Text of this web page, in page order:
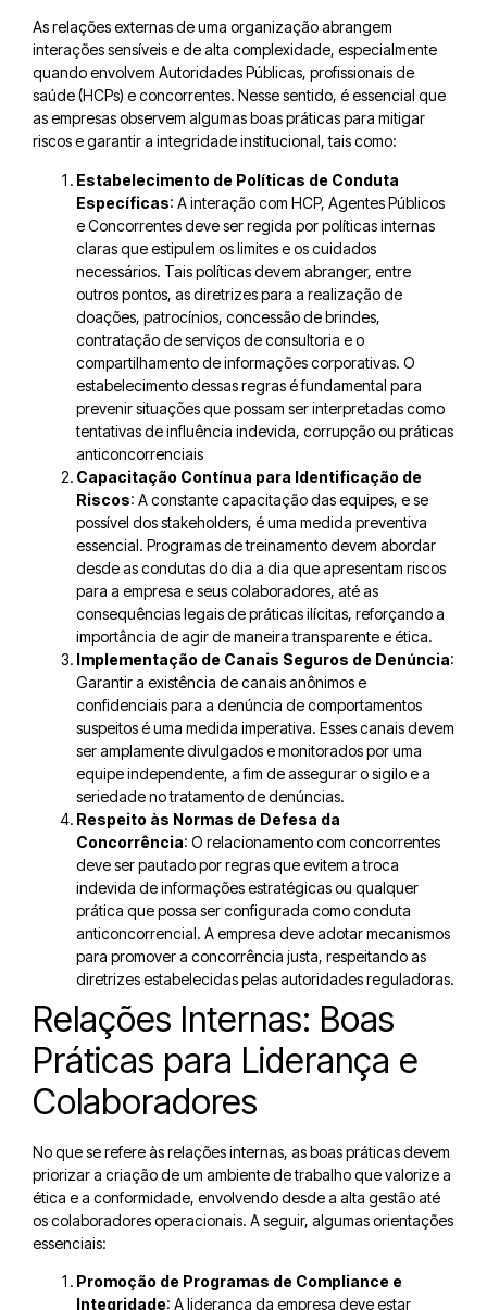
As relações externas de uma organização abrangem
interações sensíveis e de alta complexidade, especialmente
quando envolvem Autoridades Públicas, profissionais de
saúde (HCPs) e concorrentes. Nesse sentido, é essencial que
as empresas observem algumas boas práticas para mitigar
riscos e garantir a integridade institucional, tais como:
Estabelecimento de Políticas de Conduta
Específicas: A interação com HCP, Agentes Públicos
e Concorrentes deve ser regida por políticas internas
claras que estipulem os limites e os cuidados
necessários. Tais políticas devem abranger, entre
outros pontos, as diretrizes para a realização de
doações, patrocínios, concessão de brindes,
contratação de serviços de consultoria e o
compartilhamento de informações corporativas. O
estabelecimento dessas regras é fundamental para
prevenir situações que possam ser interpretadas como
tentativas de influência indevida, corrupção ou práticas
anticoncorrenciais
Capacitação Contínua para Identificação de
Riscos: A constante capacitação das equipes, e se
possível dos stakeholders, é uma medida preventiva
essencial. Programas de treinamento devem abordar
desde as condutas do dia a dia que apresentam riscos
para a empresa e seus colaboradores, até as
consequências legais de práticas ilícitas, reforçando a
importância de agir de maneira transparente e ética.
Implementação de Canais Seguros de Denúncia:
Garantir a existência de canais anônimos e
confidenciais para a denúncia de comportamentos
suspeitos é uma medida imperativa. Esses canais devem
ser amplamente divulgados e monitorados por uma
equipe independente, a fim de assegurar o sigilo e a
seriedade no tratamento de denúncias.
Respeito às Normas de Defesa da
Concorrência: O relacionamento com concorrentes
deve ser pautado por regras que evitem a troca
indevida de informações estratégicas ou qualquer
prática que possa ser configurada como conduta
anticoncorrencial. A empresa deve adotar mecanismos
para promover a concorrência justa, respeitando as
diretrizes estabelecidas pelas autoridades reguladoras.
Relações Internas: Boas
Práticas para Liderança e
Colaboradores
No que se refere às relações internas, as boas práticas devem
priorizar a criação de um ambiente de trabalho que valorize a
ética e a conformidade, envolvendo desde a alta gestão até
os colaboradores operacionais. A seguir, algumas orientações
essenciais:
Promoção de Programas de Compliance e
Integridade: A liderança da empresa deve estar